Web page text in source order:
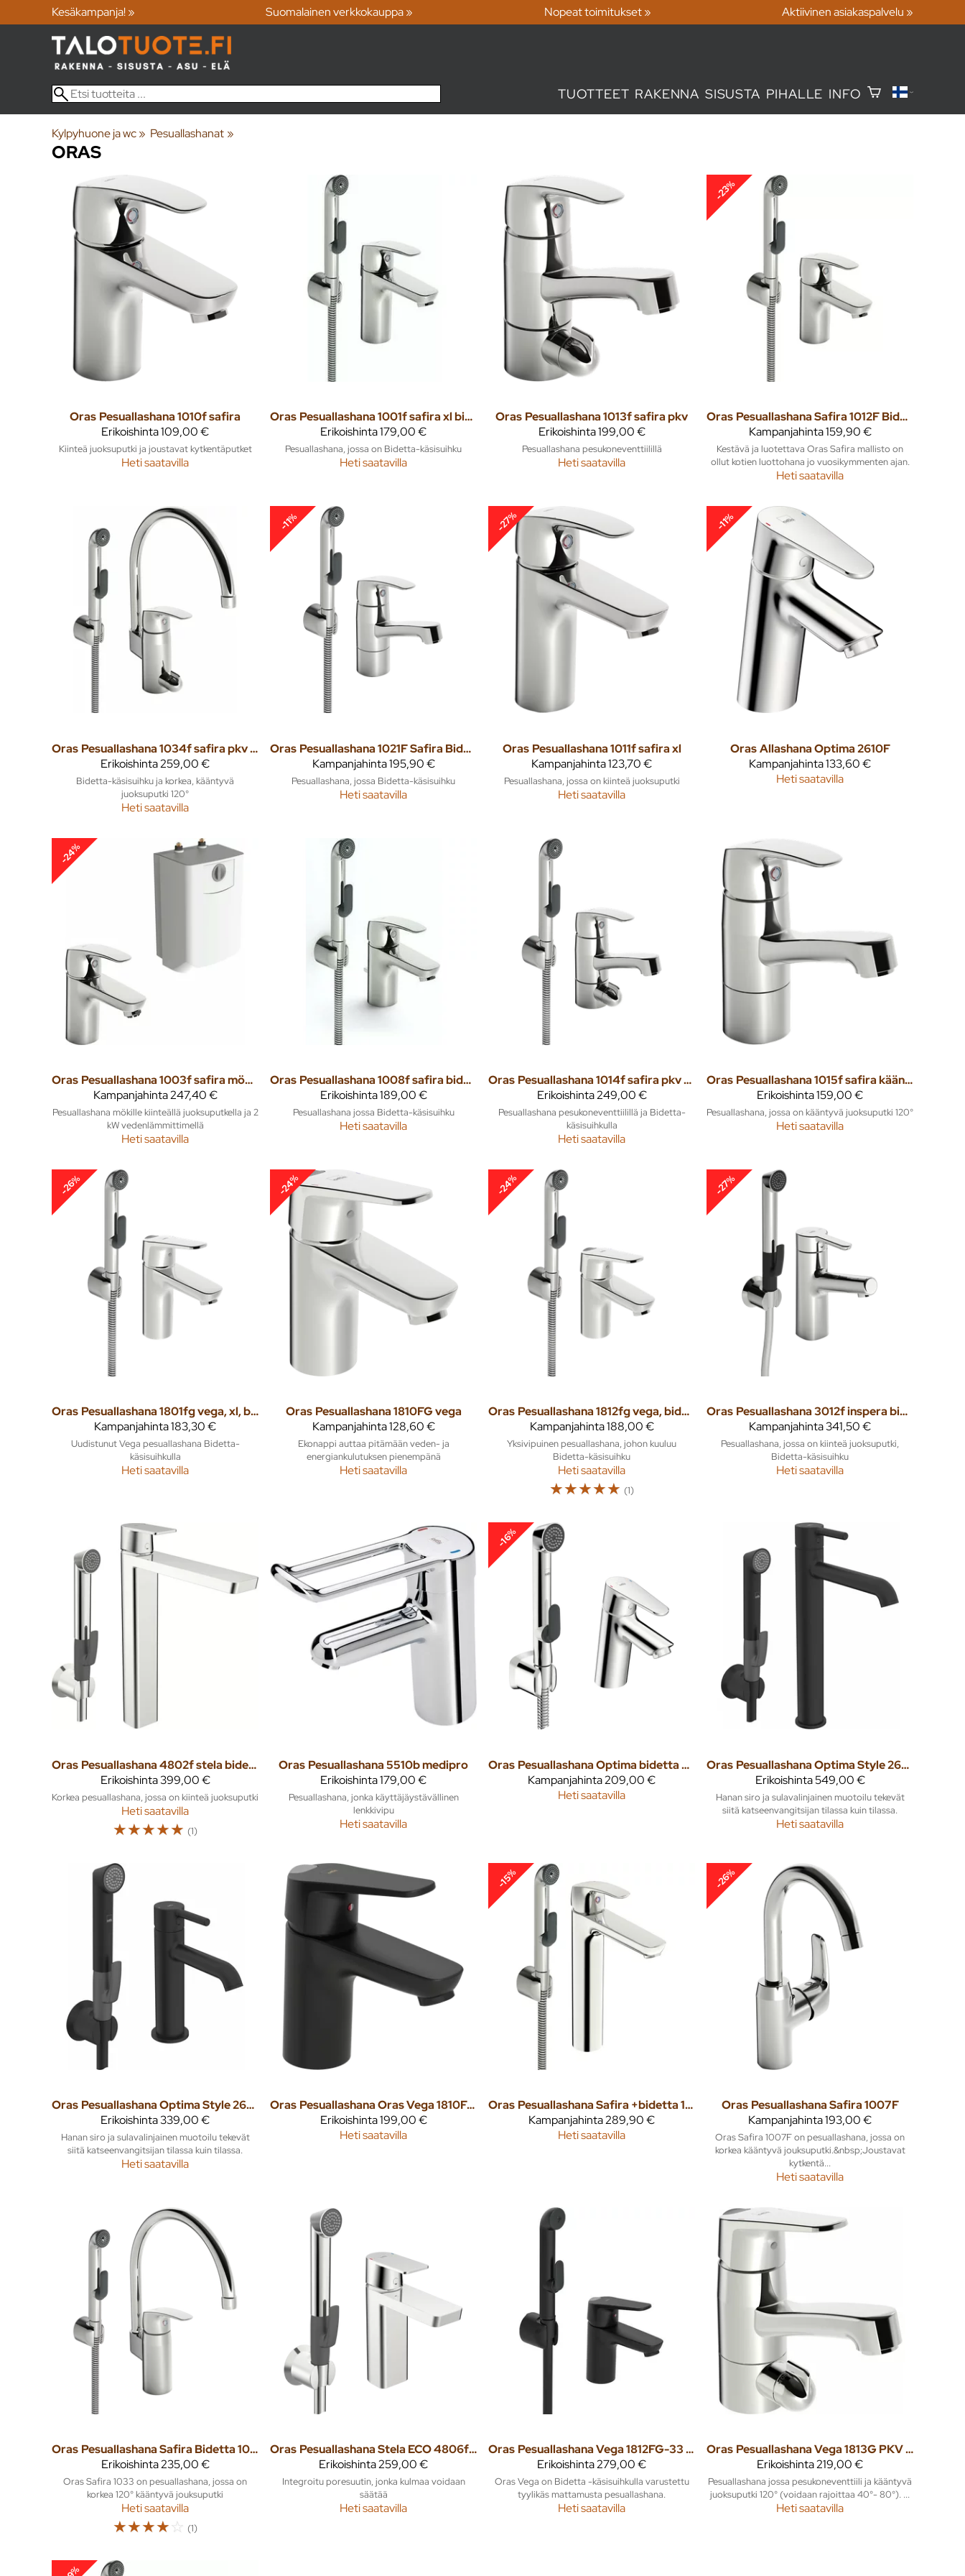
Kesäkampanja! » Suomalainen verkkokauppa » Nopeat toimitukset » Aktiivinen asiakaspalvelu »
TUOTTEET RAKENNA SISUSTA PIHALLE INFO
Kylpyhuone ja wc‪» Pesuallashanat ‪»
ORAS
Oras Pesuallashana 1010f safira
Erikoishinta109,00 €
Kiinteä juoksuputki ja joustavat kytkentäputket
Heti saatavilla
Oras
Pesuallashana 1001f safira xl bidetta
Erikoishinta179,00 €
Pesuallashana, jossa on Bidetta-käsisuihku
Heti saatavilla
Oras Pesuallashana 1013f safira pkv
Erikoishinta199,00 €
Pesuallashana pesukoneventtiilillä
Heti saatavilla
-23%
Oras
Pesuallashana Safira 1012F Bidetta
Kampanjahinta159,90 €
Kestävä ja luotettava Oras Safira mallisto on
ollut kotien luottohana jo vuosikymmenten ajan.
Heti saatavilla
Oras
Pesuallashana 1034f safira pkv bidetta
Erikoishinta259,00 €
Bidetta-käsisuihku ja korkea, kääntyvä
juoksuputki 120°
Heti saatavilla
-11%
Oras
Pesuallashana 1021F Safira Bidetta
Kampanjahinta195,90 €
Pesuallashana, jossa Bidetta-käsisuihku
Heti saatavilla
-27%
Oras Pesuallashana 1011f safira xl
Kampanjahinta123,70 €
Pesuallashana, jossa on kiinteä juoksuputki
Heti saatavilla
-11%
Oras Allashana Optima 2610F
Kampanjahinta133,60 €
Heti saatavilla
-24%
Oras
Pesuallashana 1003f safira mökki
Kampanjahinta247,40 €
Pesuallashana mökille kiinteällä juoksuputkella ja 2
kW vedenlämmittimellä
Heti saatavilla
Oras
Pesuallashana 1008f safira bidetta vpv
Erikoishinta189,00 €
Pesuallashana jossa Bidetta-käsisuihku
Heti saatavilla
Oras
Pesuallashana 1014f safira pkv bidetta
Erikoishinta249,00 €
Pesuallashana pesukoneventtiilillä ja Bidetta-
käsisuihkulla
Heti saatavilla
Oras
Pesuallashana 1015f safira kääntyvä jp
Erikoishinta159,00 €
Pesuallashana, jossa on kääntyvä juoksuputki 120°
Heti saatavilla
-26%
Oras
Pesuallashana 1801fg vega, xl, bidetta
Kampanjahinta183,30 €
Uudistunut Vega pesuallashana Bidetta-
käsisuihkulla
Heti saatavilla
-24%
Oras Pesuallashana 1810FG vega
Kampanjahinta128,60 €
Ekonappi auttaa pitämään veden- ja
energiankulutuksen pienempänä
Heti saatavilla
-24%
Oras
Pesuallashana 1812fg vega, bidetta
Kampanjahinta188,00 €
Yksivipuinen pesuallashana, johon kuuluu
Bidetta-käsisuihku
Heti saatavilla
☆☆☆☆☆ (1)
-27%
Oras
Pesuallashana 3012f inspera bidetta
Kampanjahinta341,50 €
Pesuallashana, jossa on kiinteä juoksuputki,
Bidetta-käsisuihku
Heti saatavilla
Oras
Pesuallashana 4802f stela bidetta korkea
Erikoishinta399,00 €
Korkea pesuallashana, jossa on kiinteä juoksuputki
Heti saatavilla
☆☆☆☆☆ (1)
Oras Pesuallashana 5510b medipro
Erikoishinta179,00 €
Pesuallashana, jonka käyttäjäystävällinen
lenkkivipu
Heti saatavilla
-16%
Oras
Pesuallashana Optima bidetta 2612F
Kampanjahinta209,00 €
Heti saatavilla
Oras
Pesuallashana Optima Style 2602FH-33 bidetta
Erikoishinta549,00 €
Hanan siro ja sulavalinjainen muotoilu tekevät
siitä katseenvangitsijan tilassa kuin tilassa.
Heti saatavilla
Oras
Pesuallashana Optima Style 2606FH-33 bidetta
Erikoishinta339,00 €
Hanan siro ja sulavalinjainen muotoilu tekevät
siitä katseenvangitsijan tilassa kuin tilassa.
Heti saatavilla
Oras
Pesuallashana Oras Vega 1810FG-33 mattamusta
Erikoishinta199,00 €
Heti saatavilla
-15%
Oras
Pesuallashana Safira +bidetta 1002F kromi
Kampanjahinta289,90 €
Heti saatavilla
-26%
Oras Pesuallashana Safira 1007F
Kampanjahinta193,00 €
Oras Safira 1007F on pesuallashana, jossa on
korkea kääntyvä jouksuputki.&nbsp;Joustavat
kytkentä...
Heti saatavilla
Oras
Pesuallashana Safira Bidetta 1033
Erikoishinta235,00 €
Oras Safira 1033 on pesuallashana, jossa on
korkea 120° kääntyvä jouksuputki
Heti saatavilla
☆☆☆☆☆ (1)
Oras
Pesuallashana Stela ECO 4806f Bidetta
Erikoishinta259,00 €
Integroitu poresuutin, jonka kulmaa voidaan
säätää
Heti saatavilla
Oras
Pesuallashana Vega 1812FG-33 bidetta
Erikoishinta279,00 €
Oras Vega on Bidetta -käsisuihkulla varustettu
tyylikäs mattamusta pesuallashana.
Heti saatavilla
Oras
Pesuallashana Vega 1813G PKV kääntyvällä juoksuputkella
Erikoishinta219,00 €
Pesuallashana jossa pesukoneventtiili ja kääntyvä
juoksuputki 120° (voidaan rajoittaa 40°- 80°). ...
Heti saatavilla